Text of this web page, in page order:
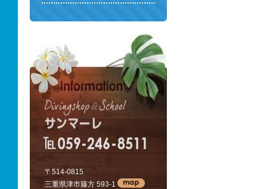
〒514-0815
三重県津市藤方 593-1